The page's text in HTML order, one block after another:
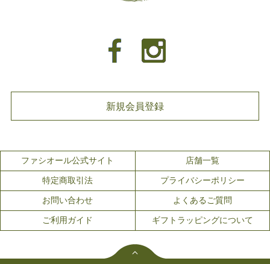
新規会員登録
ファシオール公式サイト 店舗一覧
特定商取引法 プライバシーポリシー
お問い合わせ よくあるご質問
ご利用ガイド ギフトラッピングについて